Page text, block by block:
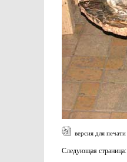
версия для печати
Следующая страница: